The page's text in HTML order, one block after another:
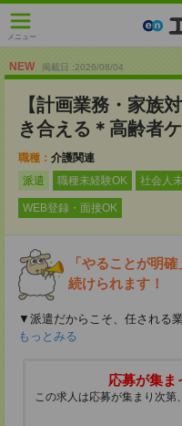
メニュー
NEW 掲載日 :2026/08/04
【計画業務・家族
き合える＊高齢者
職種： 介護関連
派遣
職種未経験OK 社会人
WEB登録・面接OK
「やることが明
続けられます！
▼派遣だからこそ、任される
もっとみる
応募が集ま
この求人は応募が集まり次第